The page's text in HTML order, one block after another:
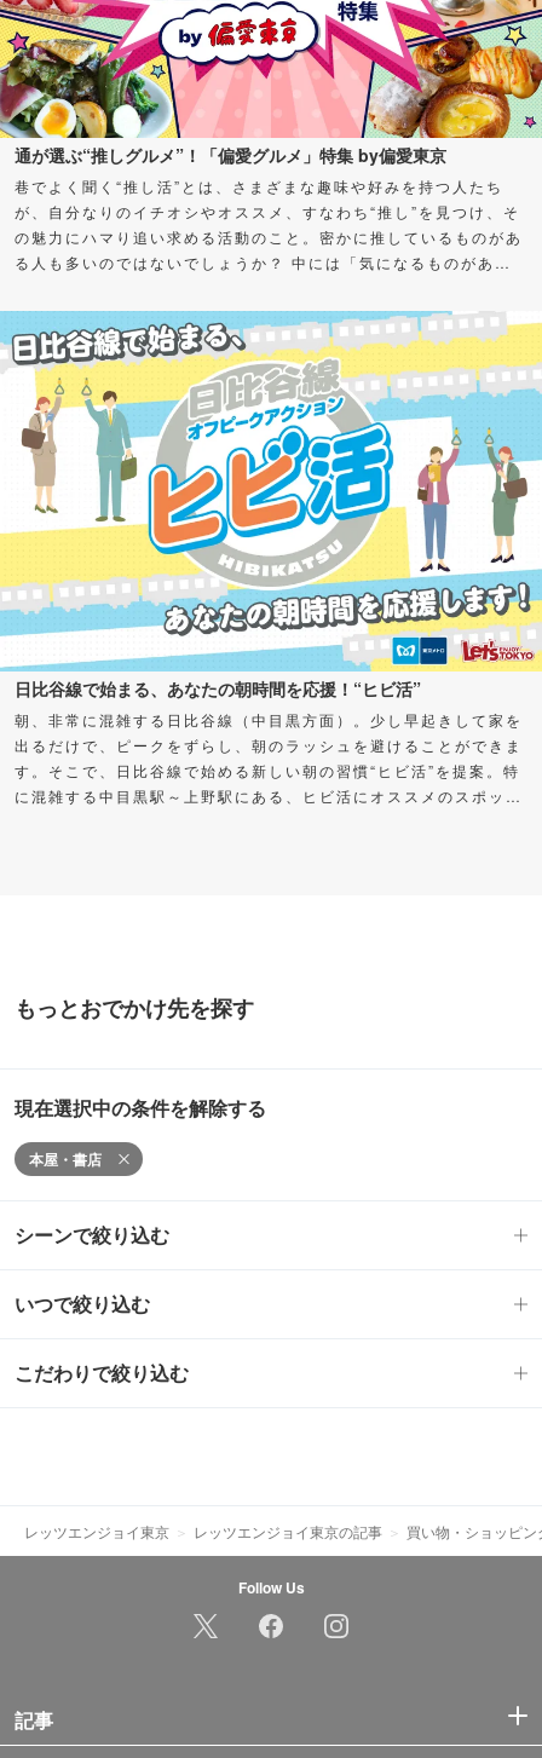
通が選ぶ“推しグルメ”！「偏愛グルメ」特集 by偏愛東京
巷でよく聞く“推し活”とは、さまざまな趣味や好みを持つ人たち
が、自分なりのイチオシやオススメ、すなわち“推し”を見つけ、そ
の魅力にハマり追い求める活動のこと。密かに推しているものがあ
る人も多いのではないでしょうか？ 中には「気になるものがある
けたい！」とお悩みの方もいるかもしれません。 そこで今回、さ
まざまなグルメの“通（ツウ）”に“推し”をアンケート！愛してやま
ない、超オススメスポット＆グルメを聞いちゃいました。気になる
カテゴリーがあったら、ぜひチェックしてみてくださいね。
日比谷線で始まる、あなたの朝時間を応援！“ヒビ活”
朝、非常に混雑する日比谷線（中目黒方面）。少し早起きして家を
出るだけで、ピークをずらし、朝のラッシュを避けることができま
す。そこで、日比谷線で始める新しい朝の習慣“ヒビ活”を提案。特
に混雑する中目黒駅～上野駅にある、ヒビ活にオススメのスポット
もっとおでかけ先を探す
現在選択中の条件を解除する
本屋・書店
シーンで絞り込む
いつで絞り込む
こだわりで絞り込む
レッツエンジョイ東京 レッツエンジョイ東京の記事 買い物・ショッピン
Follow Us
記事